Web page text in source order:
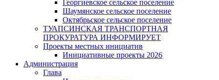
Георгиевское сельское поселение
Шаумянское сельское поселение
Октябрьское сельское поселение
ТУАПСИНСКАЯ ТРАНСПОРТНАЯ
ПРОКУРАТУРА ИНФОРМИРУЕТ
Проекты местных инициатив
Инициативные проекты 2026
Администрация
Глава